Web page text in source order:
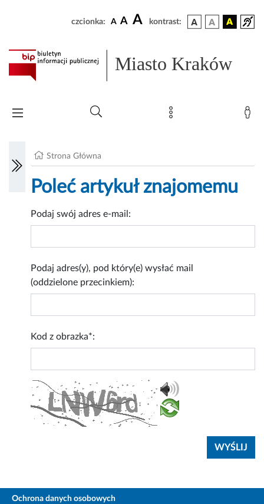
czcionka: A A A kontrast:
Miasto Kraków
Strona Główna
Poleć artykuł znajomemu
Podaj swój adres e-mail:
Podaj adres(y), pod który(e) wysłać mail
(oddzielone przecinkiem):
Kod z obrazka*:
Ochrona danych osobowych